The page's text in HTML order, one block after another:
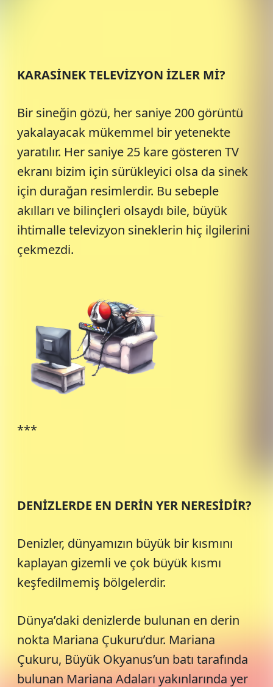
KARASİNEK TELEVİZYON İZLER Mİ?
Bir sineğin gözü, her saniye 200 görüntü
yakalayacak mükemmel bir yetenekte
yaratılır. Her saniye 25 kare gösteren TV
ekranı bizim için sürükleyici olsa da sinek
için durağan resimlerdir. Bu sebeple
akılları ve bilinçleri olsaydı bile, büyük
ihtimalle televizyon sineklerin hiç ilgilerini
çekmezdi.
***
DENİZLERDE EN DERİN YER NERESİDİR?
Denizler, dünyamızın büyük bir kısmını
kaplayan gizemli ve çok büyük kısmı
keşfedilmemiş bölgelerdir.
Dünya’daki denizlerde bulunan en derin
nokta Mariana Çukuru’dur. Mariana
Çukuru, Büyük Okyanus’un batı tarafında
bulunan Mariana Adaları yakınlarında yer